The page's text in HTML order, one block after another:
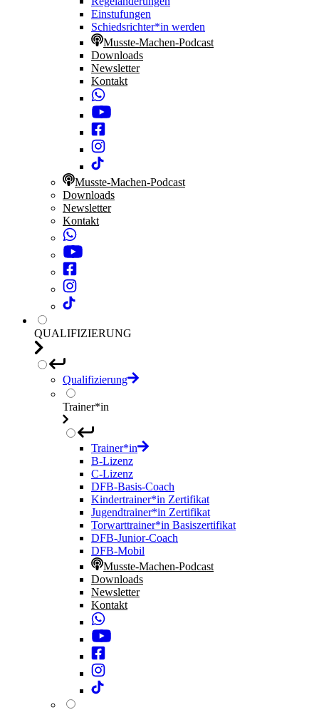
Einstufungen
Schiedsrichter*in werden
Musste-Machen-Podcast
Downloads
Newsletter
Kontakt
Musste-Machen-Podcast
Downloads
Newsletter
Kontakt
QUALIFIZIERUNG
Qualifizierung
Trainer*in
Trainer*in
B-Lizenz
C-Lizenz
DFB-Basis-Coach
Kindertrainer*in Zertifikat
Jugendtrainer*in Zertifikat
Torwarttrainer*in Basiszertifikat
DFB-Junior-Coach
DFB-Mobil
Musste-Machen-Podcast
Downloads
Newsletter
Kontakt